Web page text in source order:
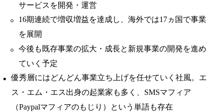
サービスを開発・運営
16期連続で増収増益を達成し、海外では17ヵ国で事業
を展開
今後も既存事業の拡大・成長と新規事業の開発を進め
ていく予定
優秀層にはどんどん事業立ち上げを任せていく社風。エ
ス・エム・エス出身の起業家も多く、SMSマフィア
（Paypalマフィアのもじり）という単語も存在